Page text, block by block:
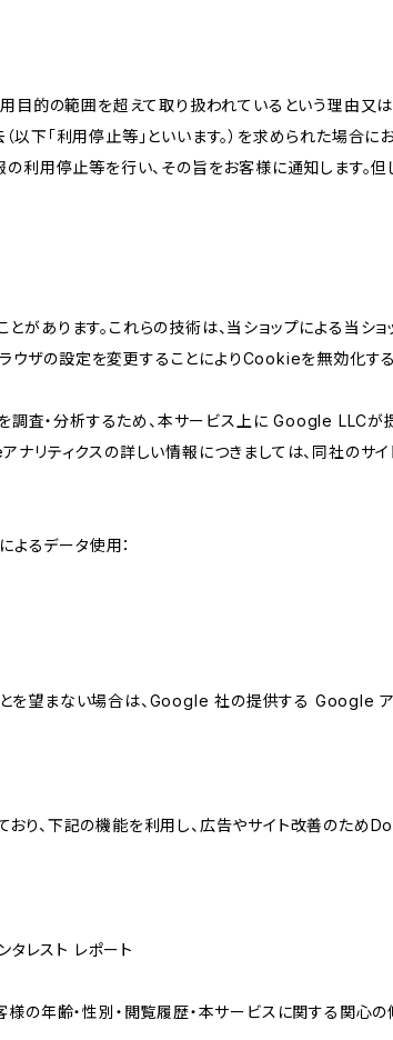
目的の範囲を超えて取り扱われているという理由
下「利用停止等」といいます。）を求められた場合
利用停止等を行い、その旨をお客様に通知します。
があります。これらの技術は、当ショップによる当
ザの設定を変更することによりCookieを無効化す
調査・分析するため、本サービス上に Google LLC
ティクスの詳しい情報につきましては、同社のサイ
るデータ使用：
望まない場合は、Google 社の提供する Google ア
おり、下記の機能を利用し、広告やサイト改善の
レスト レポート
年齢・性別・閲覧履歴・本サービスに関する関心